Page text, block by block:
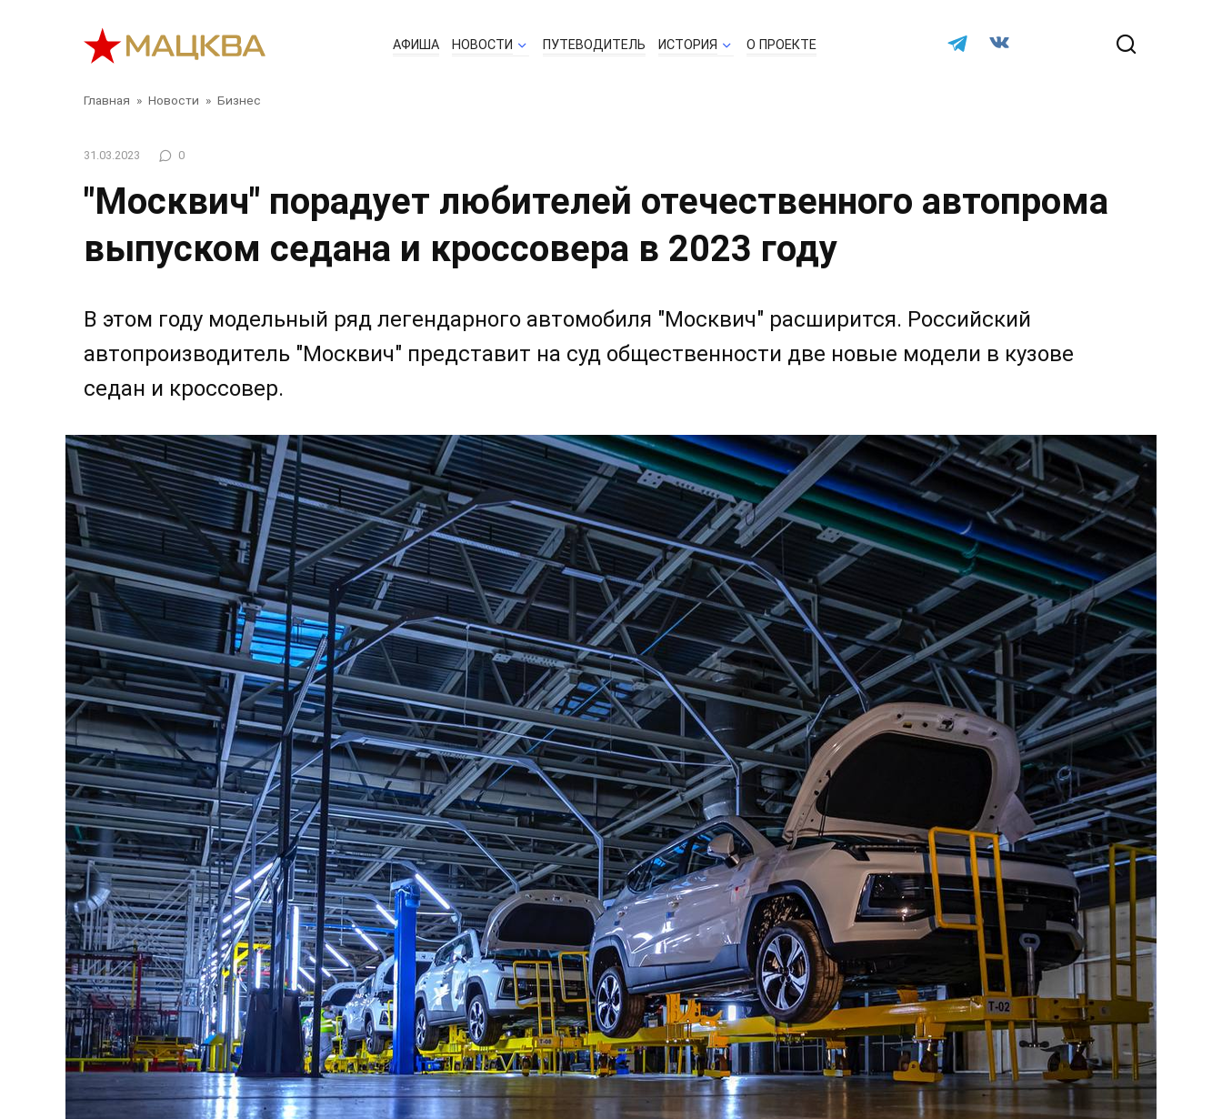
АФИША НОВОСТИ ПУТЕВОДИТЕЛЬ ИСТОРИЯ О ПРОЕКТЕ
Главная » Новости » Бизнес
31.03.2023 0
"Москвич" порадует любителей отечественного автопрома
выпуском седана и кроссовера в 2023 году
В этом году модельный ряд легендарного автомобиля "Москвич" расширится. Российский
автопроизводитель "Москвич" представит на суд общественности две новые модели в кузове
седан и кроссовер.